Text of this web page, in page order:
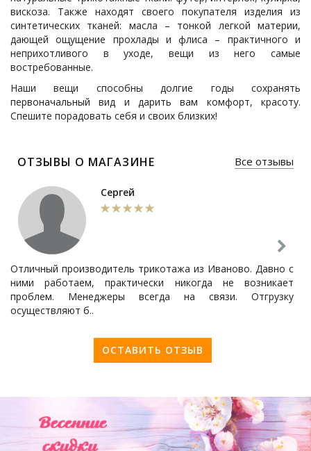
вискоза. Также находят своего покупателя изделия из
синтетических тканей: масла – тонкой легкой материи,
дающей ощущение прохлады и флиса – практичного и
неприхотливого в уходе, вещи из него самые
востребованные.
Наши вещи способны долгие годы сохранять
первоначальный вид и дарить вам комфорт, красоту.
Спешите порадовать себя и своих близких!
ОТЗЫВЫ О МАГАЗИНЕ Все отзывы
Сергей
Отличный производитель трикотажа из Иваново. Давно с
ними работаем, практически никогда не возникает
проблем. Менеджеры всегда на связи. Отгрузку
осуществляют б..
ОСТАВИТЬ ОТЗЫВ